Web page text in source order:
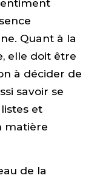
Quant à la
elle doit être
à décider de
savoir se
et
matière
de la